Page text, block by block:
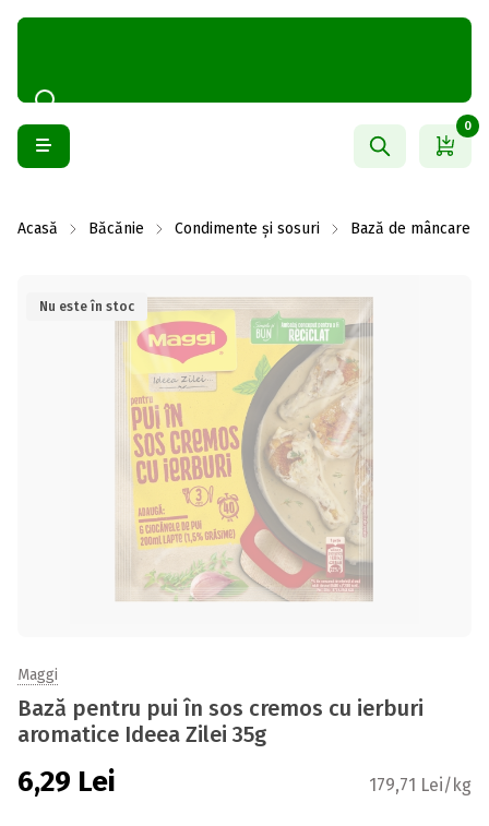
0
Acasă Băcănie Condimente și sosuri Bază de mâncare
Nu este în stoc
Maggi
Bază pentru pui în sos cremos cu ierburi
aromatice Ideea Zilei 35g
6,29 Lei 179,71 Lei/kg